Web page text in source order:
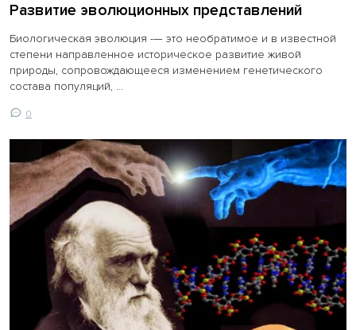
Развитие эволюционных представлений
Биологическая эволюция -— это необратимое и в известной
степени направленное историческое развитие живой
природы, сопровождающееся изменением генетического
состава популяций, ...
0